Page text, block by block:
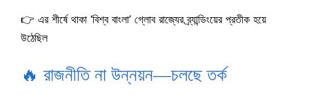
👉 এর শীর্ষে থাকা ‘বিশ্ব বাংলা’ গ্লোব রাজ্যের ব্র্যান্ডিংয়ের প্রতীক হয়ে
উঠেছিল
🔥 রাজনীতি না উন্নয়ন—চলছে তর্ক